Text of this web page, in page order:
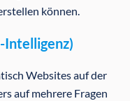
können.
Intelligenz)
Websites auf der
auf mehrere Fragen